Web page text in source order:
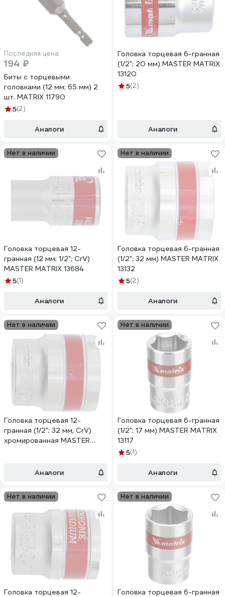
Последняя цена
194 ₽
Биты с торцевыми
головками (12 мм; 65 мм) 2
шт. MATRIX 11790
5(2)
Аналоги
Головка торцевая 6-гранная
(1/2"; 20 мм) MASTER MATRIX
13120
5(2)
Аналоги
Нет в наличии
Головка торцевая 12-
гранная (12 мм; 1/2"; CrV)
MASTER MATRIX 13684
5(1)
Аналоги
Нет в наличии
Головка торцевая 6-гранная
(1/2"; 32 мм) MASTER MATRIX
13132
5(2)
Аналоги
Нет в наличии
Головка торцевая 12-
гранная (1/2"; 32 мм, CrV)
хромированная MASTER
Аналоги
Нет в наличии
Головка торцевая 6-гранная
(1/2"; 17 мм) MASTER MATRIX
13117
5(1)
Аналоги
Нет в наличии
Головка торцевая 12-
Нет в наличии
Головка торцевая 6-гранная